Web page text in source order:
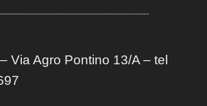
Via Agro Pontino 13/A– tel